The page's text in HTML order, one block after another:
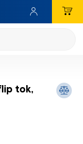
tok,